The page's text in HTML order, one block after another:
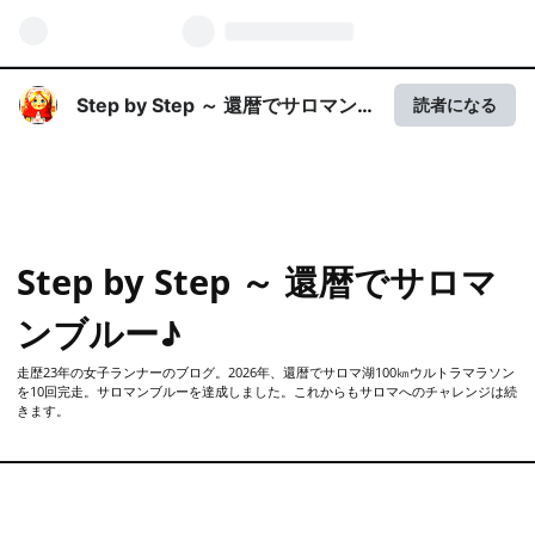
Step by Step ～ 還暦でサロマン
読者になる
Step by Step ～ 還暦でサロマ
ンブルー♪
走歴23年の女子ランナーのブログ。2026年、還暦でサロマ湖100㎞ウルトラマラソン
を10回完走。サロマンブルーを達成しました。これからもサロマへのチャレンジは続
きます。